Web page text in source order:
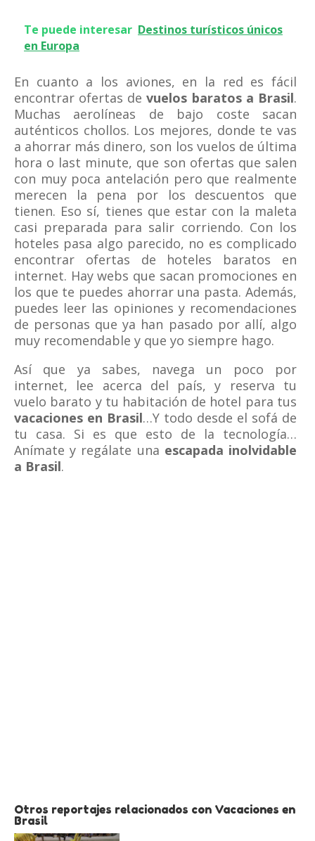
Te puede interesar Destinos turísticos únicos
en Europa
En cuanto a los aviones, en la red es fácil
encontrar ofertas devuelos baratos a Brasil.
Muchas aerolíneas de bajo coste sacan
auténticos chollos. Los mejores, donde te vas
a ahorrar más dinero, son los vuelos de última
hora o last minute, que son ofertas que salen
con muy poca antelación pero que realmente
merecen la pena por los descuentos que
tienen. Eso sí, tienes que estar con la maleta
casi preparada para salir corriendo. Con los
hoteles pasa algo parecido, no es complicado
encontrar ofertas de hoteles baratos en
internet. Hay webs que sacan promociones en
los que te puedes ahorrar una pasta. Además,
puedes leer las opiniones y recomendaciones
de personas que ya han pasado por allí, algo
muy recomendable y que yo siempre hago.
Así que ya sabes, navega un poco por
internet, lee acerca del país, y reserva tu
vuelo barato y tu habitación de hotel para tus
vacaciones en Brasil…Y todo desde el sofá de
tu casa. Si es que esto de la tecnología…
Anímate y regálate una escapada inolvidable
a Brasil.
Otros reportajes relacionados con Vacaciones en
Brasil